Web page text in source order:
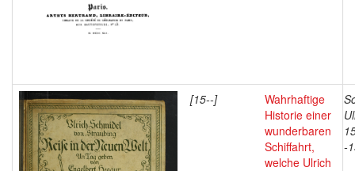
[15--]
Wahrhaftige
Historie einer
wunderbaren
Schiffahrt,
welche Ulrich
-